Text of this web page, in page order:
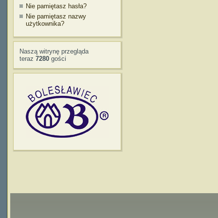
Nie pamiętasz hasła?
Nie pamiętasz nazwy
użytkownika?
Naszą witrynę przegląda
teraz 7280 gości